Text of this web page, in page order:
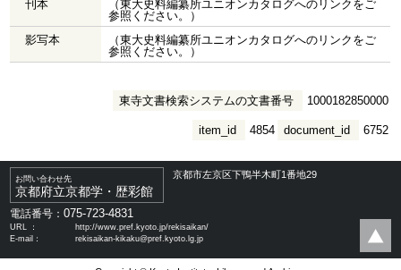
刊本
（東大史料編纂所ユニオンカタログへのリンクをご
参照ください。）
影写本
（東大史料編纂所ユニオンカタログへのリンクをご
参照ください。）
東寺文書検索システムの文書番号 1000182850000
document_id 6752
item_id 4854
お問い合わせ先
京都府立京都学・歴彩館
京都市左京区下鴨半木町1番地29
電話番号：075-723-4831
URL ：
http://www.pref.kyoto.jp/rekisaikan/
E-mail：
rekisaikan-kikaku@pref.kyoto.lg.jp